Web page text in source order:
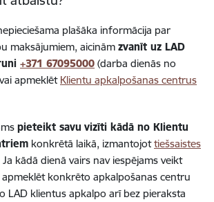
plašāka informācija par
maksājumiem, aicinām zvanīt uz LAD
+371 67095000 (darba dienās no
apmeklēt Klientu apkalpošanas centrus
pieteikt savu vizīti kādā no Klientu
konkrētā laikā, izmantojottiešsaistes
Ja kādā dienā vairs nav iespējams veikt
konkrēto apkalpošanas centru
LAD klientus apkalpo arī bez pieraksta